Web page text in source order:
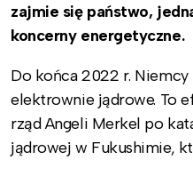
zajmie się państwo,
koncerny energetyczne.
Do końca 2022 r.
elektrownie jądrowe. To
rząd Angeli Merkel po
jądrowej w Fukushimie,